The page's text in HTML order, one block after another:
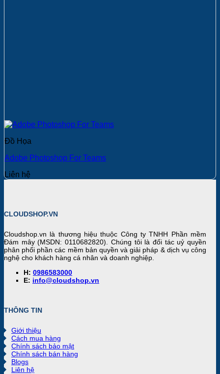
Đồ Họa
Adobe Photoshop For Teams
Liên hệ
CLOUDSHOP.VN
Cloudshop.vn là thương hiệu thuộc Công ty TNHH Phần mềm
Đám mây (MSDN: 0110682820). Chúng tôi là đối tác uỷ quyền
phân phối phần các mềm bản quyền và giải pháp & dịch vụ công
nghệ cho khách hàng cá nhân và doanh nghiệp.
H: 0986583000
E: info@cloudshop.vn
THÔNG TIN
Giới thiệu
Cách mua hàng
Chính sách bảo mật
Chính sách bán hàng
Blogs
Liên hệ